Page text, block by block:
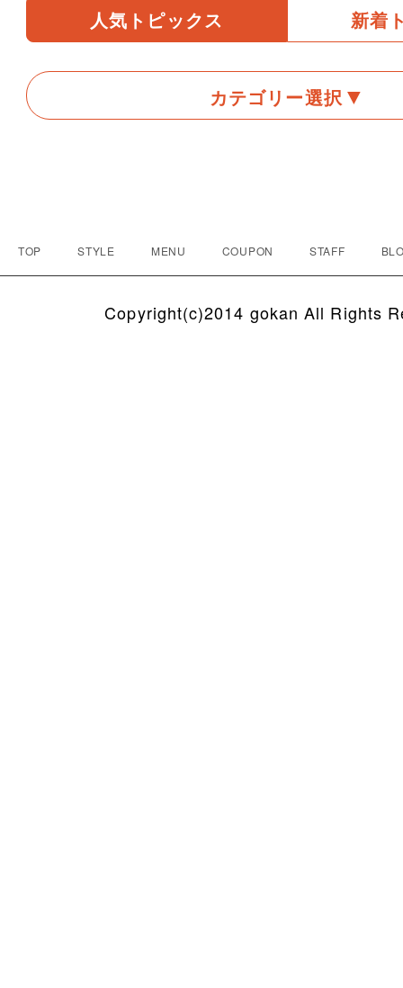
人気トピックス 新着
カテゴリー選択
TOP STYLE MENU COUPON STAFF
Copyright(c)2014 gokan All Rights